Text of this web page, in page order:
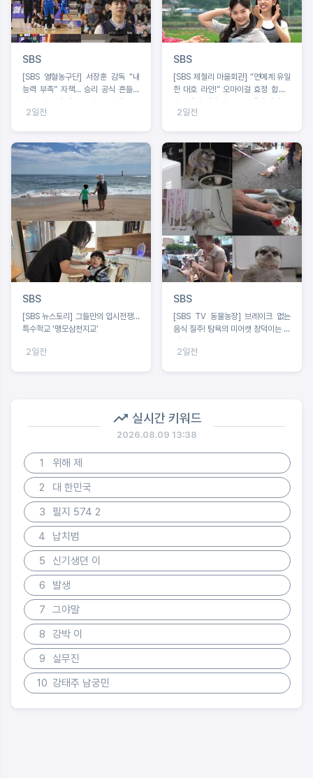
SBS
[SBS 열혈농구단] 서장훈 감독 “내
능력 부족” 자책… 승리 공식 흔들리
나?코뼈 부상 딛고 돌아온 오승훈!
2일전
SBS
[SBS 제철리 마을회관] “연예계 유일
한 대호 라인!” 오마이걸 효정 합류 /
송가인의 짠내 나는 초등팬심 잡기 도
전2일전
SBS
[SBS 뉴스토리] 그들만의 입시전쟁…
특수학교 ‘맹모삼천지교’
2일전
SBS
[SBS TV 동물농장] 브레이크 없는
음식 질주! 탐욕의 미어캣 창덕이는 못
2일전
실시간 키워드
2026.08.09 13:38
1
위해 제
2
대 한민국
3
필지 574 2
4
납치범
5
신기생뎐 이
6
발생
7
그야말
8
강박 이
9
실무진
10 강태주 남궁민